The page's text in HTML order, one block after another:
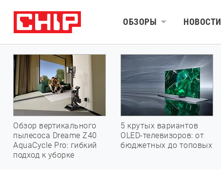
ОБЗОРЫ НОВОСТИ
Обзор вертикального
пылесоса Dreame Z40
AquaCycle Pro: гибкий
подход к уборке
5 крутых вариантов
OLED-телевизоров: от
бюджетных до топовых